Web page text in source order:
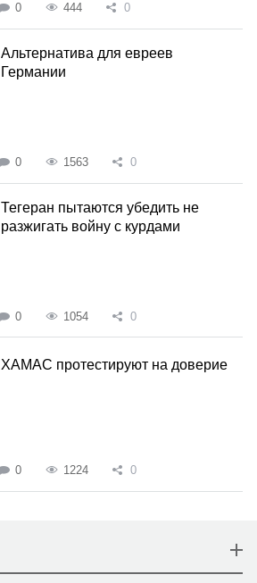
0 444 0
Альтернатива для евреев
Германии
0 1563 0
Тегеран пытаются убедить не
разжигать войну с курдами
0 1054 0
ХАМАС протестируют на доверие
0 1224 0